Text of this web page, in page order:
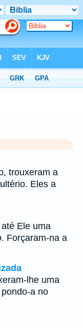
trouxeram a
Eles a
Ele uma
Forçaram-na a
lhe uma
a no